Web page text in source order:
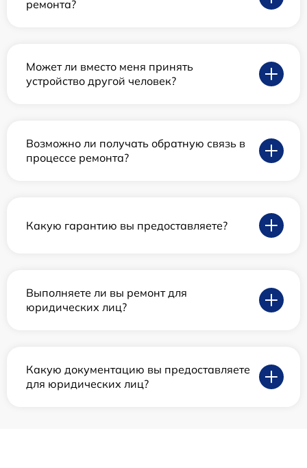
ремонта?
Может ли вместо меня принять
устройство другой человек?
Возможно ли получать обратную связь в
процессе ремонта?
Какую гарантию вы предоставляете?
Выполняете ли вы ремонт для
юридических лиц?
Какую документацию вы предоставляете
для юридических лиц?